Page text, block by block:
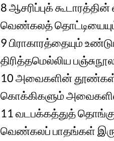
8ஆசரிப்புக்
வெண்கலத்
9பிராகாரத்தையும்
திரித்தமெல்லிய
10அவைகளின் தூண்கள்
கொக்கிகளும்
11வடபக்கத்துத்
வெண்கலப் பாதங்கள்